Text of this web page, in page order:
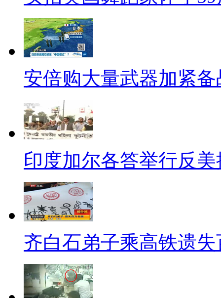
门则应该介入调查。公务员尤
了监督、考核的范围，大量事实
有直接联系，“不就一个公务员
员老公不回家"其意味还真是深
【口播】爱莫能助，很是无
容易啊。我们就别添麻烦了。瞧
语录三：“是我没本事，不想
【解说】北京“井底人”王秀
十年。由于媒体的报道，王秀
同情、有人困惑，也有人把他
有主动申请过农村低保。在被
人找麻烦，他说，是我没本事
安倍购大量武器加紧备
印度加尔各答举行反
齐白石弟子乘高铁遗